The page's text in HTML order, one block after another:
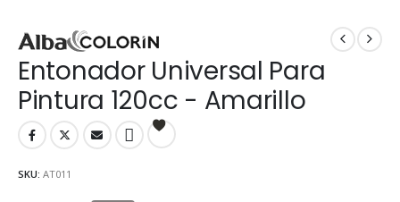
Entonador Universal Para
Pintura 120cc - Amarillo
SKU: AT011